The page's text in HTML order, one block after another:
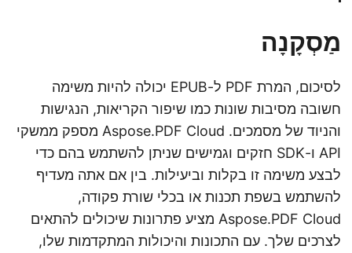
מַסְקָנָה
לסיכום, המרת PDF ל-EPUB יכולה להיות משימה
חשובה מסיבות שונות כמו שיפור הקריאות, הנגישות
והניוד של מסמכים. Aspose.PDF Cloud מספק ממשקי
API ו-SDK חזקים וגמישים שניתן להשתמש בהם כדי
לבצע משימה זו בקלות וביעילות. בין אם אתה מעדיף
להשתמש בשפת תכנות או בכלי שורת פקודה,
Aspose.PDF Cloud מציע פתרונות שיכולים להתאים
לצרכים שלך. עם התכונות והיכולות המתקדמות שלו,